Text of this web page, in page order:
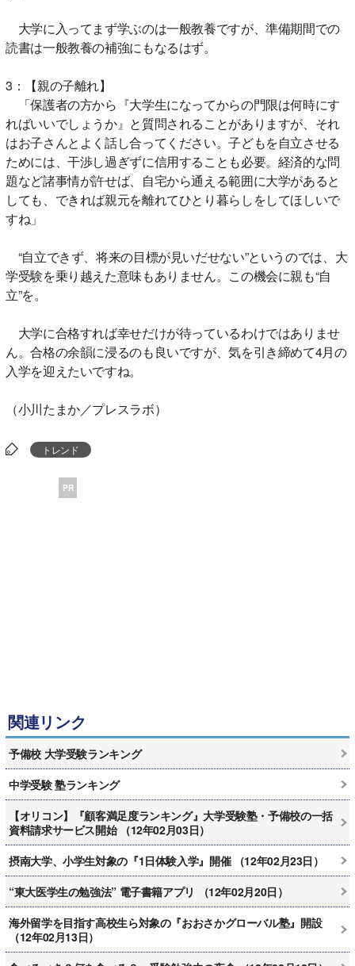
大学に入ってまず学ぶのは一般教養ですが、準備期間での
読書は一般教養の補強にもなるはず。
3：【親の子離れ】
「保護者の方から『大学生になってからの門限は何時にす
ればいいでしょうか』と質問されることがありますが、それ
はお子さんとよく話し合ってください。子どもを自立させる
ためには、干渉し過ぎずに信用することも必要。経済的な問
題など諸事情が許せば、自宅から通える範囲に大学があると
しても、できれば親元を離れてひとり暮らしをしてほしいで
すね」
“自立できず、将来の目標が見いだせない”というのでは、大
学受験を乗り越えた意味もありません。この機会に親も“自
立”を。
大学に合格すれば幸せだけが待っているわけではありませ
ん。合格の余韻に浸るのも良いですが、気を引き締めて4月の
入学を迎えたいですね。
（小川たまか／プレスラボ）
トレンド
PR
関連リンク
予備校 大学受験ランキング
中学受験 塾ランキング
【オリコン】『顧客満足度ランキング』大学受験塾・予備校の一括
資料請求サービス開始 （12年02月03日）
摂南大学、小学生対象の『1日体験入学』開催 （12年02月23日）
“東大医学生の勉強法” 電子書籍アプリ （12年02月20日）
海外留学を目指す高校生ら対象の『おおさかグローバル塾』開設
（12年02月13日）